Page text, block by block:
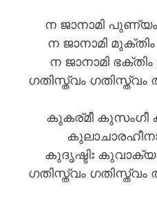
ന ജാനാമി പുണ്യം
ന ജാനാമി
ന ജാനാമി
ഗതിസ്ത്വം ഗതിസ്ത്വം
കുകര്മീ കുസംഗീ
കുദൃഷ്ടിഃ
ഗതിസ്ത്വം ഗതിസ്ത്വം